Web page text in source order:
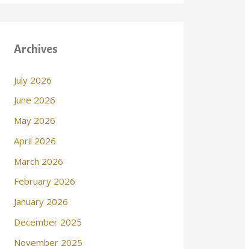
Archives
July 2026
June 2026
May 2026
April 2026
March 2026
February 2026
January 2026
December 2025
November 2025